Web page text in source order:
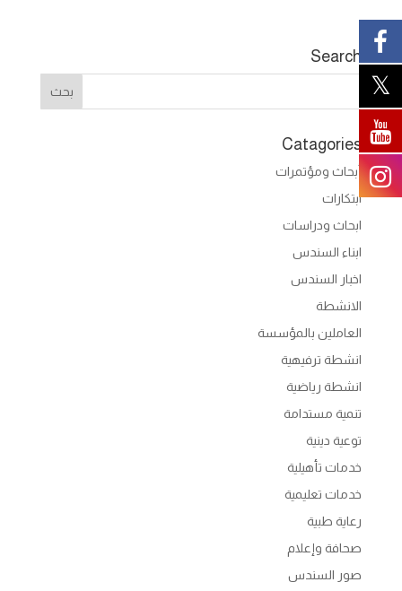
Search
Catagories
أبحاث ومؤتمرات
ابتكارات
ابحاث ودراسات
ابناء السندس
اخبار السندس
الانشطة
العاملين بالمؤسسة
انشطة ترفيهية
انشطة رياضية
تنمية مستدامة
توعية دينية
خدمات تأهيلية
خدمات تعليمية
رعاية طبية
صحافة وإعلام
صور السندس